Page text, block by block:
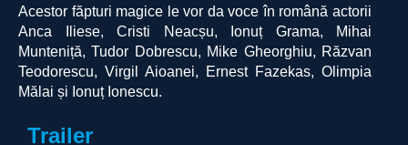
Acestor făpturi magice le vor da voce în română actorii
Anca Iliese, Cristi Neacșu, Ionuț Grama, Mihai
Munteniță, Tudor Dobrescu, Mike Gheorghiu, Răzvan
Teodorescu, Virgil Aioanei, Ernest Fazekas, Olimpia
Mălai și Ionuț Ionescu.
Trailer